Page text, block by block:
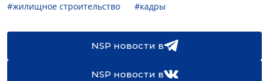
#жилищное строительство
#кадры
NSP новости в
NSP новости в